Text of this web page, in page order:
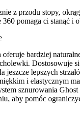
z przodu stopy,
pomaga ci stanąć i
bardziej
Dostosowuje
jeszcze lepszych
i elastycznym
sznurowania
aby pomóc